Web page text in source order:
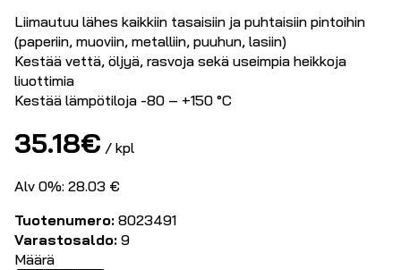
Liimautuu lähes kaikkiin tasaisiin ja puhtaisiin pintoihin
(paperiin, muoviin, metalliin, puuhun, lasiin)
Kestää vettä, öljyä, rasvoja sekä useimpia heikkoja
liuottimia
Kestää lämpötiloja -80 – +150 °C
35.18€ / kpl
Alv 0%: 28.03 €
Tuotenumero: 8023491
Varastosaldo: 9
Määrä